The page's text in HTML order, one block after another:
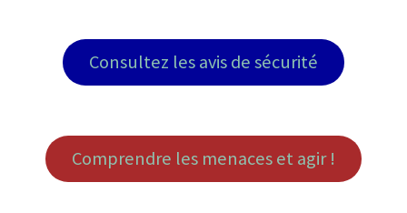
Consultez les avis de sécurité
Comprendre les menaces et agir !